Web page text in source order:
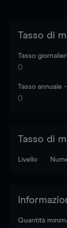
Tasso di
Tasso
0
Tasso annuale
0
Tasso di
Livello
Quantità